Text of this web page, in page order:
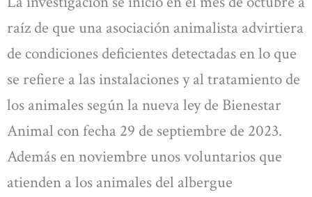
raíz de que una asociación animalista advirtiera
de condiciones deficientes detectadas en lo que
se refiere a las instalaciones y al tratamiento de
los animales según la nueva ley de Bienestar
Animal con fecha 29 de septiembre de 2023.
Además en noviembre unos voluntarios que
atienden a los animales del albergue